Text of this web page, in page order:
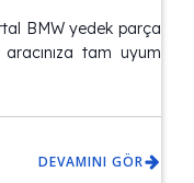
BMW yedek parça
tam uyum
DEVAMINI GÖR